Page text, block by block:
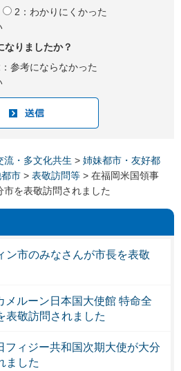
2：わかりにくかった
なりましたか？
参考にならなかった
流・多文化共生 > 姉妹都市・友好都
市 > 表敬訪問等 > 在福岡米国領事
を表敬訪問されました
ン市のみなさんが市長を表敬
メルーン日本国大使館 特命全
表敬訪問されました
フィジー共和国次期大使が大分
ました